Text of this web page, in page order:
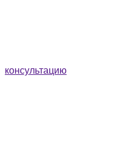
консультацию